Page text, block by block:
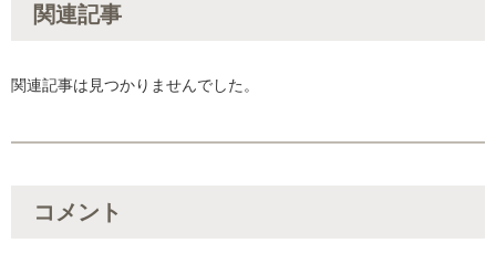
関連記事
関連記事は見つかりませんでした。
コメント